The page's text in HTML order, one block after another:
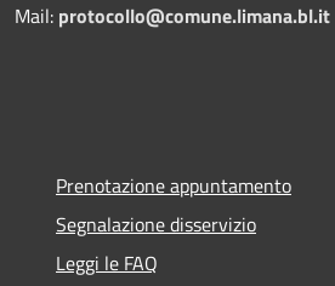
Mail: protocollo@comune.limana.bl.it
Prenotazione appuntamento
Segnalazione disservizio
Leggi le FAQ